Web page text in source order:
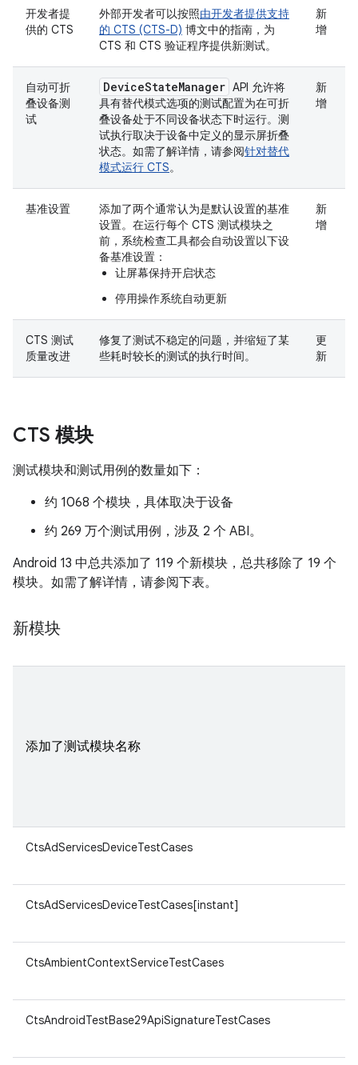
开发者提
供的 CTS
外部开发者可以按照由开发者提供支持
的 CTS (CTS-D) 博文中的指南，为
CTS 和 CTS 验证程序提供新测试。
新
增
自动可折
叠设备测
试
DeviceStateManager API 允许将
具有替代模式选项的测试配置为在可折
叠设备处于不同设备状态下时运行。测
试执行取决于设备中定义的显示屏折叠
状态。如需了解详情，请参阅针对替代
模式运行 CTS。
新
增
基准设置
添加了两个通常认为是默认设置的基准
设置。在运行每个 CTS 测试模块之
前，系统检查工具都会自动设置以下设
备基准设置：
让屏幕保持开启状态
停用操作系统自动更新
新
增
CTS 测试
质量改进
修复了测试不稳定的问题，并缩短了某
些耗时较长的测试的执行时间。
更
新
CTS 模块
测试模块和测试用例的数量如下：
约 1068 个模块，具体取决于设备
约 269 万个测试用例，涉及 2 个 ABI。
Android 13 中总共添加了 119 个新模块，总共移除了 19 个
模块。如需了解详情，请参阅下表。
新模块
添加了测试模块名称
CtsAdServicesDeviceTestCases
CtsAdServicesDeviceTestCases[instant]
CtsAmbientContextServiceTestCases
CtsAndroidTestBase29ApiSignatureTestCases